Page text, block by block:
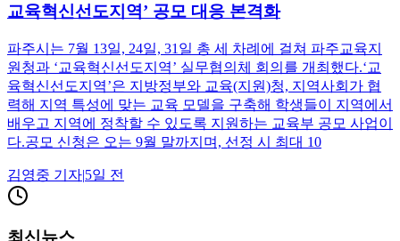
교육혁신선도지역’ 공모 대응 본격화
파주시는 7월 13일, 24일, 31일 총 세 차례에 걸쳐 파주교육지
원청과 ‘교육혁신선도지역’ 실무협의체 회의를 개최했다.‘교
육혁신선도지역’은 지방정부와 교육(지원)청, 지역사회가 협
력해 지역 특성에 맞는 교육 모델을 구축해 학생들이 지역에서
배우고 지역에 정착할 수 있도록 지원하는 교육부 공모 사업이
다.공모 신청은 오는 9월 말까지며, 선정 시 최대 10
김영중 기자|5일 전